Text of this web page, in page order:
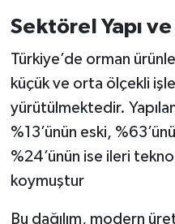
Sektörel Yapı
Türkiye’de orman
küçük ve orta ölçekli
yürütülmektedir.
%13’ünün eski,
%24’ünün ise ileri
koymuştur
Bu dağılım, modern